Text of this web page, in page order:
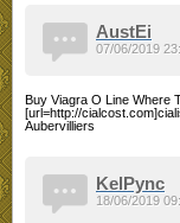
AustEi
Buy Viagra O Line Where
[url=http://
Aubervilliers
07/06/2019
KelPync
18/06/2019